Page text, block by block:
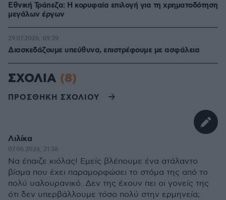
Εθνική Τράπεζα: Η κορυφαία επιλογή για τη χρηματοδότηση
μεγάλων έργων
Διασκεδάζουμε υπεύθυνα, επιστρέφουμε με ασφάλεια
29.07.2026, 09:39
ΣΧΟΛΙΑ (8)
ΠΡΟΣΘΗΚΗ ΣΧΟΛΙΟΥ
Λιλίκα
07.06.2026, 21:36
Να έπαιζε κιόλας! Εμείς βλέπουμε ένα ατάλαντο
βίσμα που έχει παραμορφώσει το στόμα της από το
πολύ υαλουρανικό. Δεν της έχουν πει οι γονείς της
ότι δεν υπερβάλλουμε τόσο πολύ στην ερμηνεία;